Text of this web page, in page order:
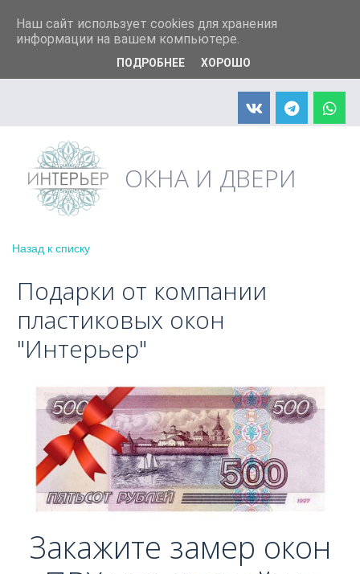
+7 (904) 598-90-66 info@interier33.ru
АКЦИЯ! Москитная сетка в подарок
ОКНА И ДВЕРИ
Назад к списку
Подарки от компании
пластиковых окон
"Интерьер"
Закажите замер окон
Наш сайт использует cookies для хранения
информации на вашем компьютере.
ПОДРОБНЕЕ ХОРОШО